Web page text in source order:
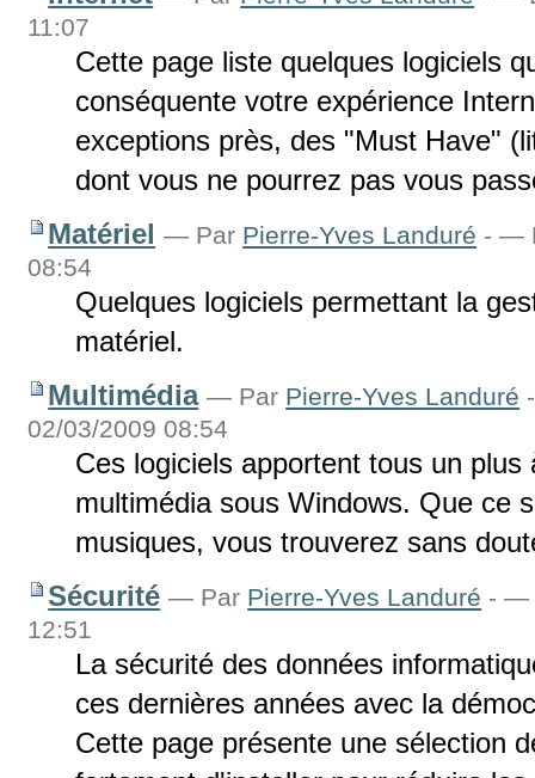
11:07
Cette page liste quelques logiciels
conséquente votre expérience
exceptions près, des "Must Have"
dont vous ne pourrez pas vous
Matériel — Par Pierre-Yves Landuré - —
08:54
Quelques logiciels permettant la
matériel.
Multimédia — Par Pierre-Yves Landuré -
02/03/2009 08:54
Ces logiciels apportent tous un
multimédia sous Windows. Que ce
musiques, vous trouverez sans
Sécurité — Par Pierre-Yves Landuré - —
12:51
La sécurité des données
ces dernières années avec la
Cette page présente une sélection